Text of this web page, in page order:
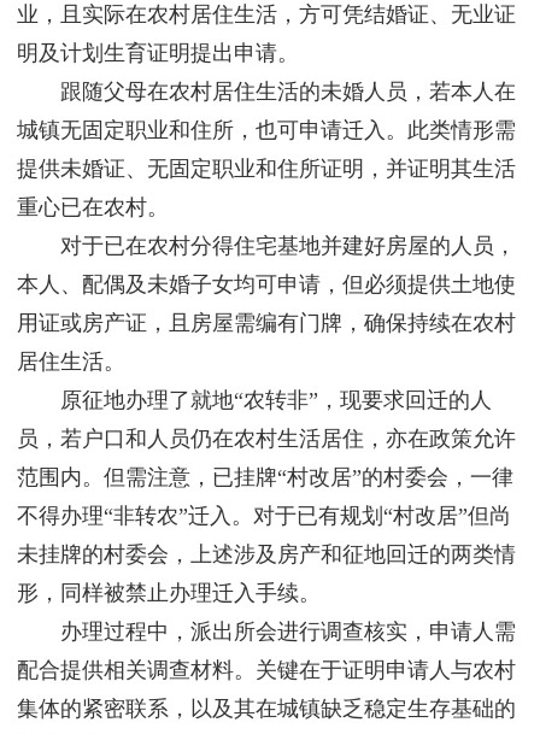
业，且实际在农村居住生活，方可凭结婚证、无业证
明及计划生育证明提出申请。
跟随父母在农村居住生活的未婚人员，若本人在
城镇无固定职业和住所，也可申请迁入。此类情形需
提供未婚证、无固定职业和住所证明，并证明其生活
重心已在农村。
对于已在农村分得住宅基地并建好房屋的人员，
本人、配偶及未婚子女均可申请，但必须提供土地使
用证或房产证，且房屋需编有门牌，确保持续在农村
居住生活。
原征地办理了就地“农转非”，现要求回迁的人
员，若户口和人员仍在农村生活居住，亦在政策允许
范围内。但需注意，已挂牌“村改居”的村委会，一律
不得办理“非转农”迁入。对于已有规划“村改居”但尚
未挂牌的村委会，上述涉及房产和征地回迁的两类情
形，同样被禁止办理迁入手续。
办理过程中，派出所会进行调查核实，申请人需
配合提供相关调查材料。关键在于证明申请人与农村
集体的紧密联系，以及其在城镇缺乏稳定生存基础的